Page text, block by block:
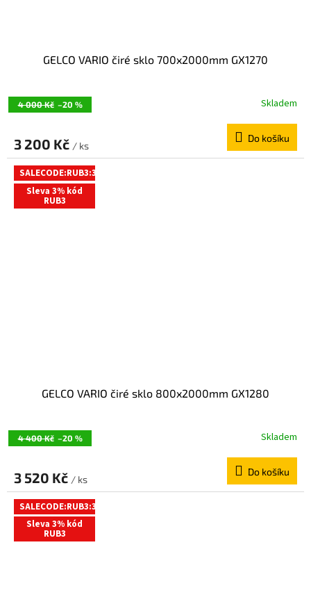
4 000 Kč –20 %
GELCO VARIO čiré sklo 700x2000mm GX1270
Skladem
3 200 Kč / ks
Do košíku
SALECODE:RUB3:3:%
Sleva 3% kód
RUB3
4 400 Kč –20 %
GELCO VARIO čiré sklo 800x2000mm GX1280
Skladem
3 520 Kč / ks
Do košíku
SALECODE:RUB3:3:%
Sleva 3% kód
RUB3